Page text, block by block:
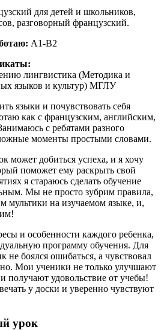
для детей и школьников,
разговорный французский.
A1-B2
лингвистика (Методика и
языков и культур) МГЛУ
языки и почувствовать себя
как с французским, английским,
с ребятами разного
моменты простыми словами.
может добиться успеха, и я хочу
поможет ему раскрыть свой
я стараюсь сделать обучение
Мы не просто зубрим правила,
мультики на изучаемом языке, и,
и особенности каждого ребенка,
программу обучения. Для
не боялся ошибаться, а чувствовал
Мои ученики не только улучшают
получают удовольствие от учебы!
у доски и уверенно чувствуют
урок